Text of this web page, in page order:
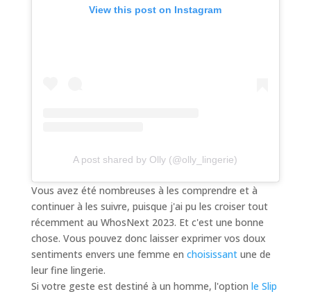
View this post on Instagram
A post shared by Olly (@olly_lingerie)
Vous avez été nombreuses à les comprendre et à
continuer à les suivre, puisque j'ai pu les croiser tout
récemment au WhosNext 2023. Et c'est une bonne
chose. Vous pouvez donc laisser exprimer vos doux
sentiments envers une femme en choisissantune de
leur fine lingerie.
Si votre geste est destiné à un homme, l'option le Slip